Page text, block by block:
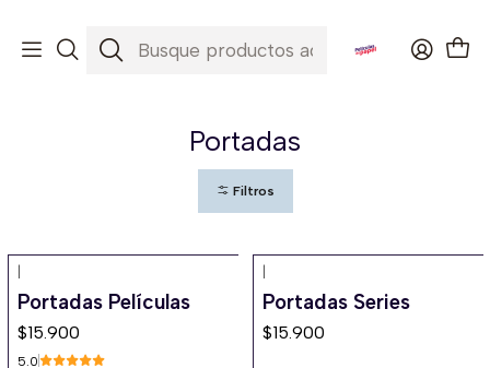
Inicio
Portadas
Filtros
Portadas Películas
$15.900
5.0
Portadas Series
$15.900